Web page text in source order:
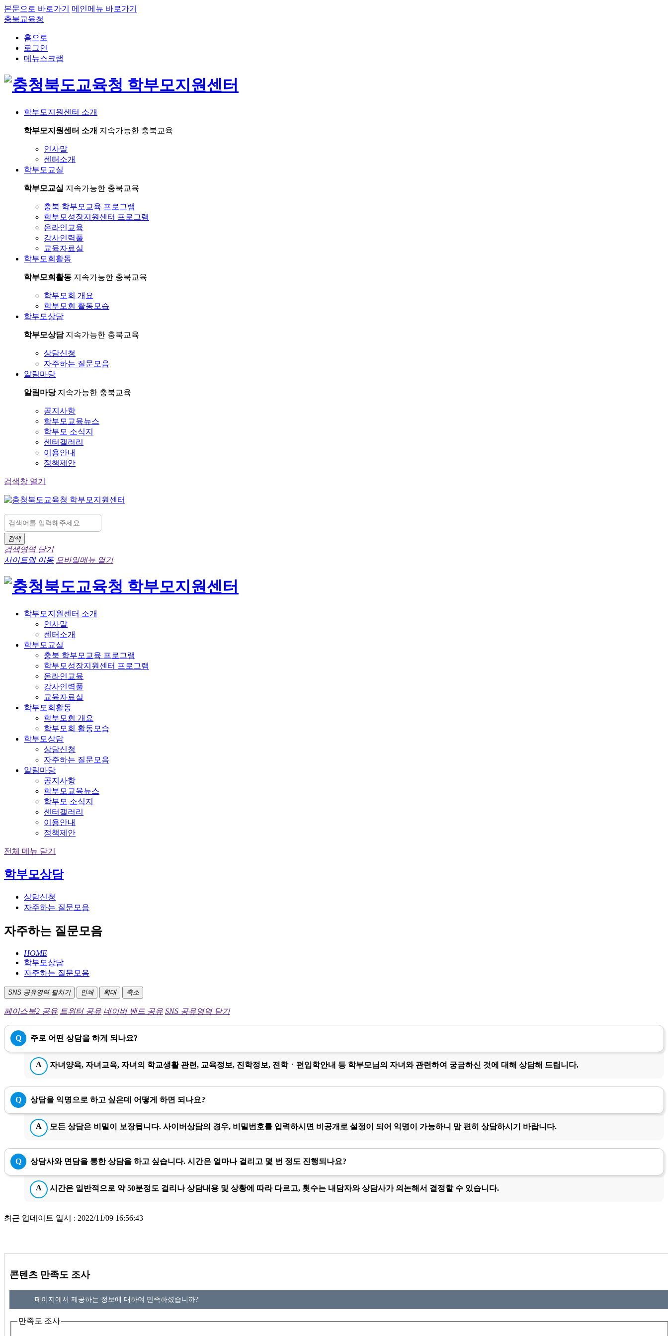
본문으로 바로가기
메인메뉴 바로가기
충북교육청
홈으로
로그인
메뉴스크랩
학부모지원센터 소개
학부모지원센터 소개 지속가능한 충북교육
인사말
센터소개
학부모교실
학부모교실 지속가능한 충북교육
충북 학부모교육 프로그램
학부모성장지원센터 프로그램
온라인교육
강사인력풀
교육자료실
학부모회활동
학부모회활동 지속가능한 충북교육
학부모회 개요
학부모회 활동모습
학부모상담
학부모상담 지속가능한 충북교육
상담신청
자주하는 질문모음
알림마당
알림마당 지속가능한 충북교육
공지사항
학부모교육뉴스
학부모 소식지
센터갤러리
이용안내
정책제안
검색창 열기
검색
검색영역 닫기
사이트맵 이동 모바일메뉴 열기
학부모지원센터 소개
인사말
센터소개
학부모교실
충북 학부모교육 프로그램
학부모성장지원센터 프로그램
온라인교육
강사인력풀
교육자료실
학부모회활동
학부모회 개요
학부모회 활동모습
학부모상담
상담신청
자주하는 질문모음
알림마당
공지사항
학부모교육뉴스
학부모 소식지
센터갤러리
이용안내
정책제안
전체 메뉴 닫기
학부모상담
상담신청
자주하는 질문모음
자주하는 질문모음
HOME
학부모상담
자주하는 질문모음
SNS 공유영역 펼치기 인쇄 확대 축소
페이스북2 공유 트위터 공유 네이버 밴드 공유 SNS 공유영역 닫기
Q 주로 어떤 상담을 하게 되나요?
A 자녀양육, 자녀교육, 자녀의 학교생활 관련, 교육정보, 진학정보, 전학ㆍ편입학안내 등 학부모님의 자녀와 관련하여 궁금하신 것에 대해 상담해 드립니다.
Q 상담을 익명으로 하고 싶은데 어떻게 하면 되나요?
A 모든 상담은 비밀이 보장됩니다. 사이버상담의 경우, 비밀번호를 입력하시면 비공개로 설정이 되어 익명이 가능하니 맘 편히 상담하시기 바랍니다.
Q 상담사와 면담을 통한 상담을 하고 싶습니다. 시간은 얼마나 걸리고 몇 번 정도 진행되나요?
A 시간은 일반적으로 약 50분정도 걸리나 상담내용 및 상황에 따라 다르고, 횟수는 내담자와 상담사가 의논해서 결정할 수 있습니다.
최근 업데이트 일시 : 2022/11/09 16:56:43
콘텐츠 만족도 조사
페이지에서 제공하는 정보에 대하여 만족하셨습니까?
만족도 조사